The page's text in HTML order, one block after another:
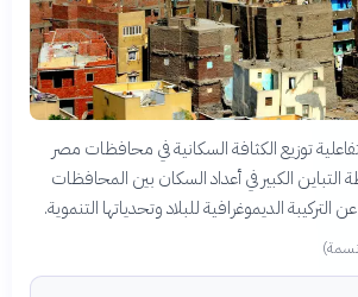
توزيع الكثافة السكانية في محافظات مصر
الخريطة التباين الكبير في أعداد السكان بين المحافظات
الديموغرافية للبلاد وتحدياتها التنموية.
نسمة)